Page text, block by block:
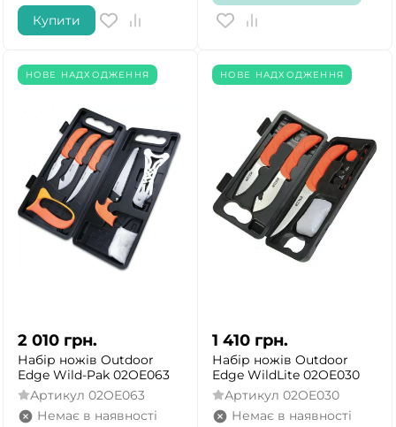
Купити
НОВЕ НАДХОДЖЕННЯ
2 010 грн.
Набір ножів Outdoor
Edge Wild-Pak 02OE063
Артикул 02OE063
Немає в наявності
НОВЕ НАДХОДЖЕННЯ
1 410 грн.
Набір ножів Outdoor
Edge WildLite 02OE030
Артикул 02OE030
Немає в наявності